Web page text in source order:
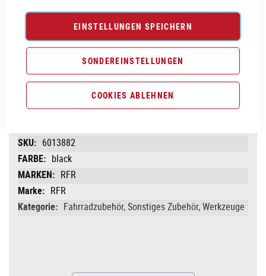
EINSTELLUNGEN SPEICHERN
SONDEREINSTELLUNGEN
COOKIES ABLEHNEN
Produktanfrage stellen
Produktinformationen
6013882
black
RFR
RFR
Fahrradzubehör, Sonstiges Zubehör, Werkzeuge